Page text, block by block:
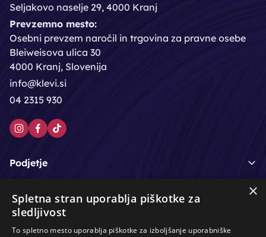
Seljakovo naselje 29, 4000 Kranj
Prevzemno mesto:
Osebni prevzem naročil in trgovina za pravne osebe
Bleiweisova ulica 30
4000 Kranj, Slovenija
info@klevi.si
04 2315 930
Podjetje
Moj račun
Podpora strankam
×
Spletna stran uporablja piškotke za
sledljivost
To spletno mesto uporablja piškotke za izboljšanje uporabniške